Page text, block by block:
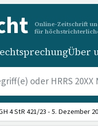
Online-Zeitschrift
für
Über
4 StR 421/23 - 5. Dezember